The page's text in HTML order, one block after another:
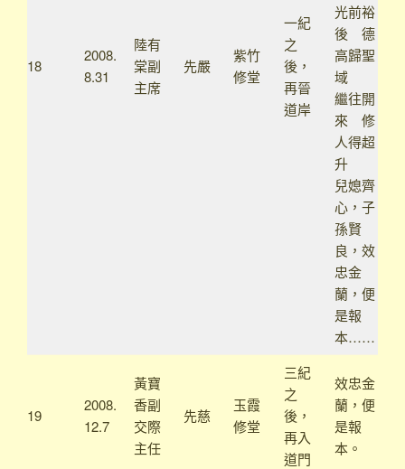
18
2008.
8.31
陸有
棠副
主席
先嚴
紫竹
修堂
一紀
之
後，
再晉
道岸
光前裕
後 德
高歸聖
域
繼往開
來 修
人得超
升
兒媳齊
心，子
孫賢
良，效
忠金
蘭，便
是報
本……
19
2008.
12.7
黃寶
香副
交際
主任
先慈
玉霞
修堂
三紀
之
後，
再入
道門
效忠金
蘭，便
是報
本。